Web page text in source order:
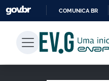
COMUNICA BR